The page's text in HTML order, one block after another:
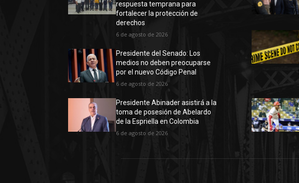
respuesta temprana para
fortalecer la protección de
derechos
6 de agosto de 2026
Presidente del Senado: Los
medios no deben preocuparse
por el nuevo Código Penal
6 de agosto de 2026
Presidente Abinader asistirá a la
toma de posesión de Abelardo
de la Espriella en Colombia
6 de agosto de 2026